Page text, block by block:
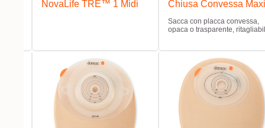
NovaLife TRE™ 1 Midi
Chiusa Convessa Maxi
Sacca con placca convessa,
opaca o trasparente,